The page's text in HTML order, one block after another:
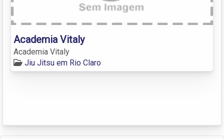
Academia Vitaly
Academia Vitaly
Jiu Jitsu em Rio Claro